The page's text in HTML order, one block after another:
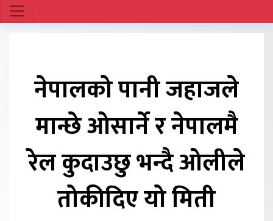
नेपालको पानी जहाजले
मान्छे ओसार्ने र नेपालमै
रेल कुदाउछु भन्दै ओलीले
तोकीदिए यो मिती